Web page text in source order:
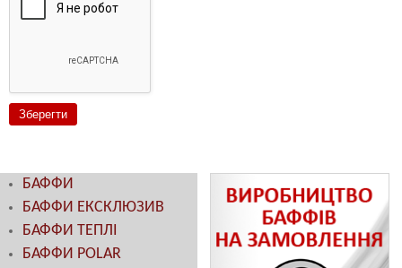
БАФФИ
БАФФИ ЕКСКЛЮЗИВ
БАФФИ ТЕПЛІ
БАФФИ POLAR